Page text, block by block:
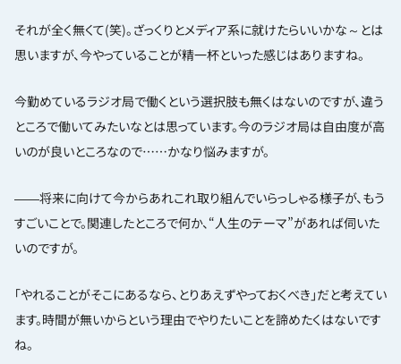
それが全く無くて(笑)。ざっくりとメディア系に就けたらいいかな～とは
思いますが、今やっていることが精一杯といった感じはありますね。
今勤めているラジオ局で働くという選択肢も無くはないのですが、違う
ところで働いてみたいなとは思っています。今のラジオ局は自由度が高
いのが良いところなので……かなり悩みますが。
――将来に向けて今からあれこれ取り組んでいらっしゃる様子が、もう
すごいことで。関連したところで何か、“人生のテーマ”があれば伺いた
いのですが。
「やれることがそこにあるなら、とりあえずやっておくべき」だと考えてい
ます。時間が無いからという理由でやりたいことを諦めたくはないです
ね。